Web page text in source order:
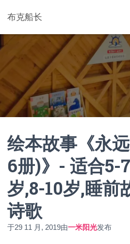
布克船长
绘本故事《永
6册)》- 适合5-
岁,8-10岁,睡前
诗歌
于29 11 月, 2019由一米阳光发布